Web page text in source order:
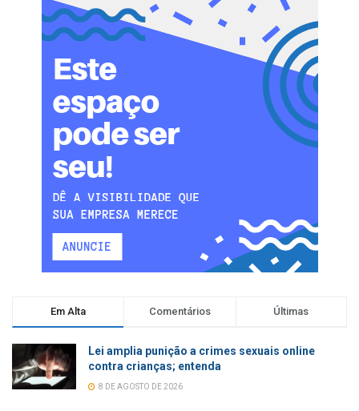
Em Alta Comentários Últimas
Lei amplia punição a crimes sexuais online
contra crianças; entenda
8 DE AGOSTO DE 2026